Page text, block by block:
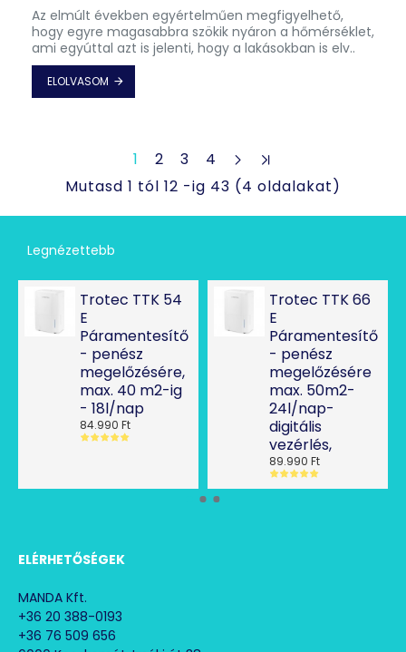
Az elmúlt években egyértelműen megfigyelhető,
hogy egyre magasabbra szökik nyáron a hőmérséklet,
ami egyúttal azt is jelenti, hogy a lakásokban is elv..
ELOLVASOM
1 2 3
4
Mutasd 1 tól 12 -ig 43 (4 oldalakat)
Legnézettebb
Trotec TTK 54
E
Páramentesítő
- penész
megelőzésére,
max. 40 m2-ig
- 18l/nap
84.990 Ft
Trotec TTK 66
E
Páramentesítő
- penész
megelőzésére
max. 50m2-
24l/nap-
digitális
vezérlés,
89.990 Ft
ELÉRHETŐSÉGEK
MANDA Kft.
+36 20 388-0193
+36 76 509 656